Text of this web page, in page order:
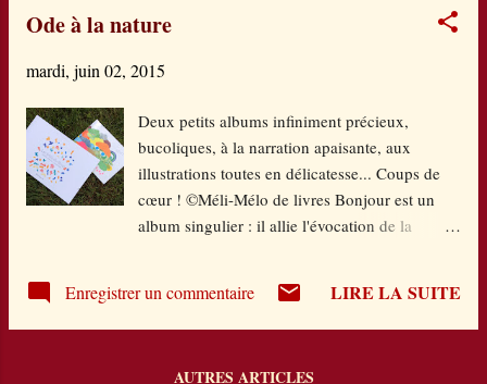
en déjouant les autres bandes mais en faisant
rebondissements mais surtout une histoire qui prend
une autre dimension pour Liisa puisqu'elle va
apprendre bien des choses sur ses propres origines.
Une Liisa au meilleur de sa forme entourée de cette
nouvelle famille qui lui convient bien plus que
l'officielle. Une fois de plus, l'auteure nous embarque
dans une histoire bien ficelée, aux ...
Ode à la nature
mardi, juin 02, 2015
Deux petits albums infiniment précieux,
bucoliques, à la narration apaisante, aux
illustrations toutes en délicatesse... Coups de
cœur ! ©Méli-Mélo de livres Bonjour est un
album singulier : il allie l'évocation de la
naturels dans leur simplicité et leur fonction de
base. Le tout donne une belle cohérence, toute
Enregistrer un commentaire LIRE LA SUITE
AUTRES ARTICLES